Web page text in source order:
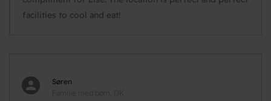
facilities to cool and eat!
Søren
Familie med børn, DK